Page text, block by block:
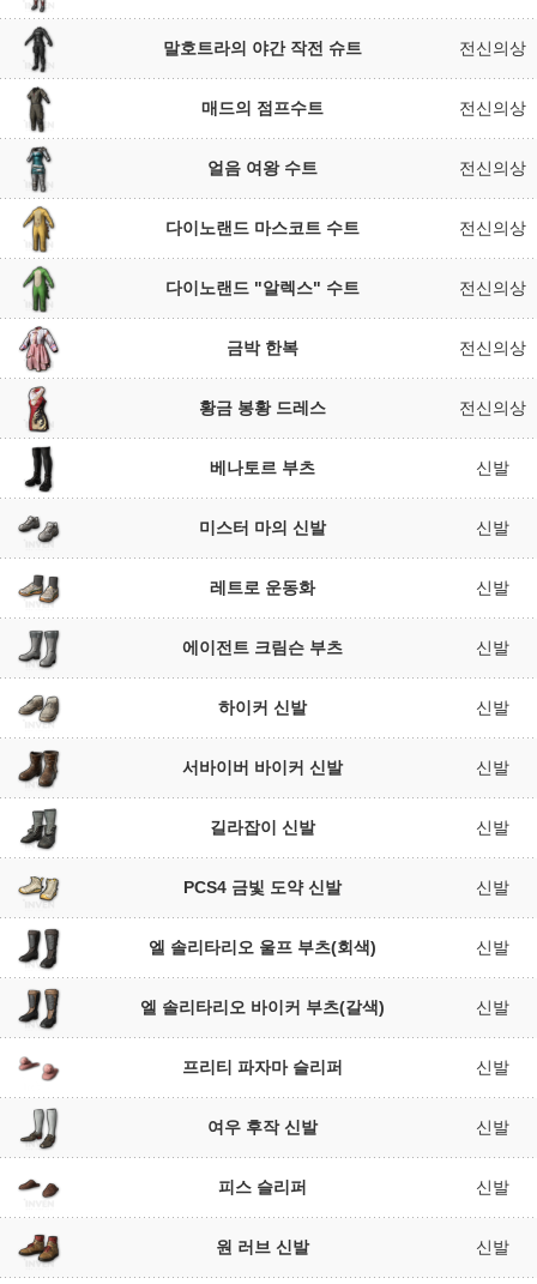
말호트라의 야간 작전 슈트 전신의상
매드의 점프수트 전신의상
얼음 여왕 수트 전신의상
다이노랜드 마스코트 수트 전신의상
다이노랜드 "알렉스" 수트 전신의상
금박 한복 전신의상
황금 봉황 드레스 전신의상
베나토르 부츠 신발
미스터 마의 신발 신발
레트로 운동화 신발
에이전트 크림슨 부츠 신발
하이커 신발 신발
서바이버 바이커 신발 신발
길라잡이 신발 신발
PCS4 금빛 도약 신발 신발
엘 솔리타리오 울프 부츠(회색) 신발
엘 솔리타리오 바이커 부츠(갈색) 신발
프리티 파자마 슬리퍼 신발
여우 후작 신발 신발
피스 슬리퍼 신발
원 러브 신발 신발